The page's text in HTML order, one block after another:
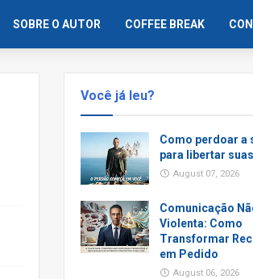
SOBRE O AUTOR COFFEE BREAK
Você já leu?
Como perdoar a
para libertar
August 07, 2026
Comunicação
Violenta: Como
Transformar
em Pedido
August 06, 2026